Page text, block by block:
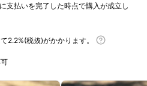
支払いを完了した時点で購入が成立し
2.2%(税抜)がかかります。